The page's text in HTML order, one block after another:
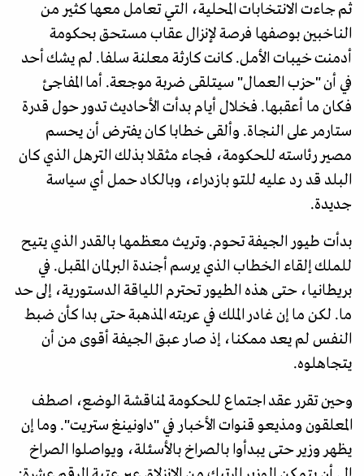
ثم جاءت الانتخابات المحلية، التي تعامل معها كثير من
الناخبين بوصفها فرصة لإنزال عقاب مستحق بحكومة
أدمنت خيبات الأمل. كانت كارثة معلنة سلفا. لم يشك أحد
في أن "حزب العمال" سيتلقى ضربة موجعة. أما المفاجئ
فكان ما أعقبها. فخلال أيام بدأت الأحاديث تدور حول قدرة
ستارمر على النجاة. وألقى خطابا كان يفترض أن يحسم
مصير رئاسته للحكومة، فجاء مثقلا بذلك الترهل الذي كان
البلد قد رد عليه للتو بازدراء، وبالكاد حمل أي سياسة
جديدة.
بدأت طيور الجيفة تحوم. وتريث معظمها بالقدر الذي يتيح
للملك إلقاء الخطاب الذي يرسم أجندة البرلمان المقبل. في
بريطانيا، حتى هذه الطيور تحترم اللياقة الدستورية، إلى حد
ما. لكن ما إن غادر الملك في عربته المذهبة حتى بدا كأن ضبط
النفس لم يعد ممكنا، إذ صار عبق الجيفة أقوى من أن
يتجاهلوه.
وحين تقرر عقد اجتماع للحكومة لمناقشة الوضع، اصطف
المعلقون ومذيعو قنوات الأخبار في "داونينغ ستريت". وما إن
يظهر وزير حتى يبدأوا بالصراخ بالأسئلة، ويواصلوا الصراخ